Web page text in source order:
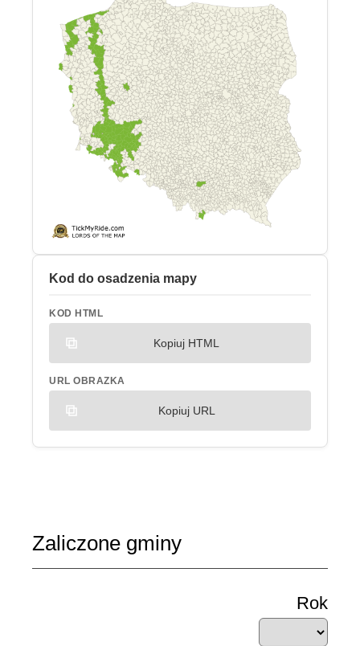
Kod do osadzenia mapy
KOD HTML
Kopiuj HTML
URL OBRAZKA
Kopiuj URL
Zaliczone gminy
Rok